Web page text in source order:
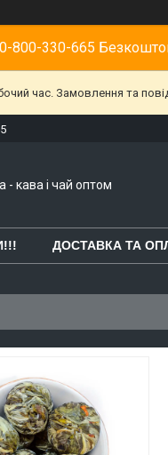
0-800-330-665
час. Замовлення та
- кава і чай оптом
ДОСТАВКА ТА